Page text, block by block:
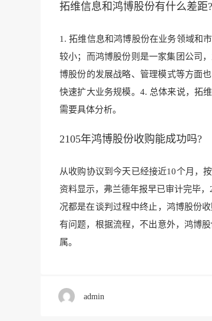
拓维信息和鸿博股份有什么差距?
1. 拓维信息和鸿博股份在业务领域和
较小；而鸿博股份则是一家集团公司
博股份的发展战略、管理模式等方面
快速扩大业务规模。4. 总体来说，拓
需要具体分析。
2105年鸿博股份收购能成功吗?
从收购协议到今天已经接近10个月，
资料显示，弗兰德年报早已审计完毕
况都是在谈判过程中终止，鸿博股份
有问题，根据流程，不出意外，鸿博
属。
admin